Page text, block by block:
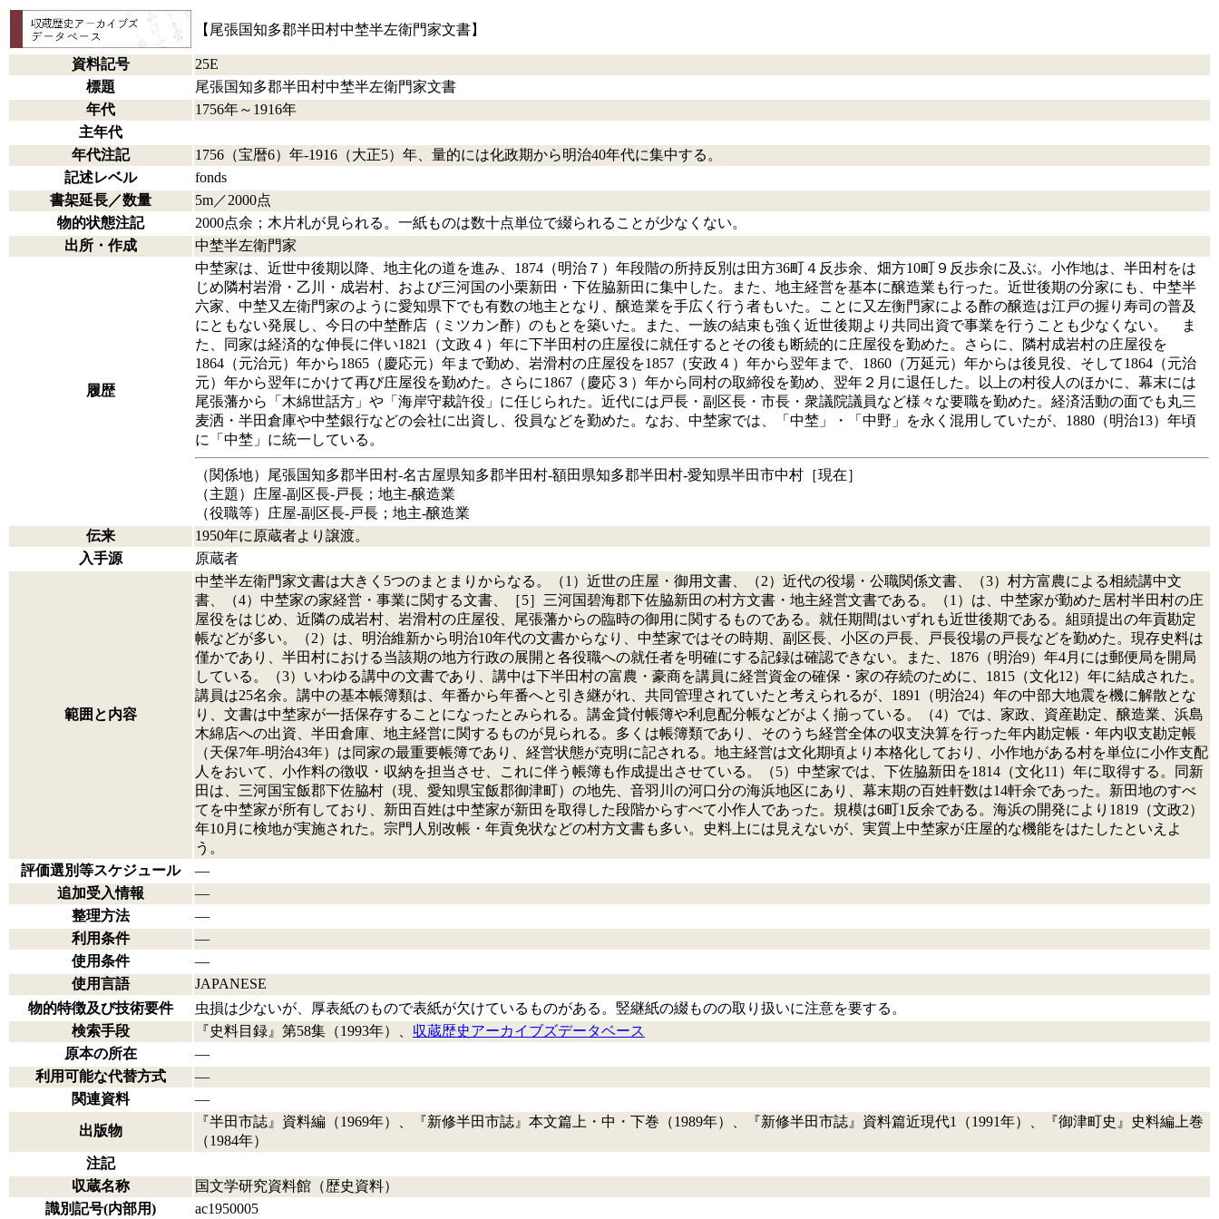
【尾張国知多郡半田村中埜半左衛門家文書】
資料記号
25E
標題
尾張国知多郡半田村中埜半左衛門家文書
年代
1756年～1916年
主年代
年代注記
1756（宝暦6）年-1916（大正5）年、量的には化政期から明治40年代に集中する。
記述レベル
fonds
書架延長／数量
5m／2000点
物的状態注記
2000点余；木片札が見られる。一紙ものは数十点単位で綴られることが少なくない。
出所・作成
中埜半左衛門家
履歴
中埜家は、近世中後期以降、地主化の道を進み、1874（明治７）年段階の所持反別は田方36町４反歩余、畑方10町９反歩余に及ぶ。小作地は、半田村をは
じめ隣村岩滑・乙川・成岩村、および三河国の小栗新田・下佐脇新田に集中した。また、地主経営を基本に醸造業も行った。近世後期の分家にも、中埜半
六家、中埜又左衛門家のように愛知県下でも有数の地主となり、醸造業を手広く行う者もいた。ことに又左衡門家による酢の醸造は江戸の握り寿司の普及
にともない発展し、今日の中埜酢店（ミツカン酢）のもとを築いた。また、一族の結束も強く近世後期より共同出資で事業を行うことも少なくない。
ま
た、同家は経済的な伸長に伴い1821（文政４）年に下半田村の庄屋役に就任するとその後も断続的に庄屋役を勤めた。さらに、隣村成岩村の庄屋役を
1864（元治元）年から1865（慶応元）年まで勤め、岩滑村の庄屋役を1857（安政４）年から翌年まで、1860（万延元）年からは後見役、そして1864（元治
元）年から翌年にかけて再び庄屋役を勤めた。さらに1867（慶応３）年から同村の取締役を勤め、翌年２月に退任した。以上の村役人のほかに、幕末には
尾張藩から「木綿世話方」や「海岸守裁許役」に任じられた。近代には戸長・副区長・市長・衆議院議員など様々な要職を勤めた。経済活動の面でも丸三
麦洒・半田倉庫や中埜銀行などの会社に出資し、役員などを勤めた。なお、中埜家では、「中埜」・「中野」を永く混用していたが、1880（明治13）年頃
に「中埜」に統一している。
（関係地）尾張国知多郡半田村‐名古屋県知多郡半田村‐額田県知多郡半田村‐愛知県半田市中村［現在］
（主題）庄屋‐副区長‐戸長；地主‐醸造業
（役職等）庄屋‐副区長‐戸長；地主‐醸造業
伝来
1950年に原蔵者より譲渡。
入手源
原蔵者
範囲と内容
中埜半左衛門家文書は大きく5つのまとまりからなる。（1）近世の庄屋・御用文書、（2）近代の役場・公職関係文書、（3）村方富農による相続講中文
書、（4）中埜家の家経営・事業に関する文書、［5］三河国碧海郡下佐脇新田の村方文書・地主経営文書である。（1）は、中埜家が勤めた居村半田村の庄
屋役をはじめ、近隣の成岩村、岩滑村の庄屋役、尾張藩からの臨時の御用に関するものである。就任期間はいずれも近世後期である。組頭提出の年貢勘定
帳などが多い。（2）は、明治維新から明治10年代の文書からなり、中埜家ではその時期、副区長、小区の戸長、戸長役場の戸長などを勤めた。現存史料は
僅かであり、半田村における当該期の地方行政の展開と各役職への就任者を明確にする記録は確認できない。また、1876（明治9）年4月には郵便局を開局
している。（3）いわゆる講中の文書であり、講中は下半田村の富農・豪商を講員に経営資金の確保・家の存続のために、1815（文化12）年に結成された。
講員は25名余。講中の基本帳簿類は、年番から年番へと引き継がれ、共同管理されていたと考えられるが、1891（明治24）年の中部大地震を機に解散とな
り、文書は中埜家が一括保存することになったとみられる。講金貸付帳簿や利息配分帳などがよく揃っている。（4）では、家政、資産勘定、醸造業、浜島
木綿店への出資、半田倉庫、地主経営に関するものが見られる。多くは帳簿類であり、そのうち経営全体の収支決算を行った年内勘定帳・年内収支勘定帳
（天保7年-明治43年）は同家の最重要帳簿であり、経営状態が克明に記される。地主経営は文化期頃より本格化しており、小作地がある村を単位に小作支配
人をおいて、小作料の徴収・収納を担当させ、これに伴う帳簿も作成提出させている。（5）中埜家では、下佐脇新田を1814（文化11）年に取得する。同新
田は、三河国宝飯郡下佐脇村（現、愛知県宝飯郡御津町）の地先、音羽川の河口分の海浜地区にあり、幕末期の百姓軒数は14軒余であった。新田地のすべ
てを中埜家が所有しており、新田百姓は中埜家が新田を取得した段階からすべて小作人であった。規模は6町1反余である。海浜の開発により1819（文政2）
年10月に検地が実施された。宗門人別改帳・年貢免状などの村方文書も多い。史料上には見えないが、実質上中埜家が庄屋的な機能をはたしたといえよ
う。
評価選別等スケジュール
―
追加受入情報
―
整理方法
―
利用条件
―
使用条件
―
使用言語
JAPANESE
物的特徴及び技術要件
虫損は少ないが、厚表紙のもので表紙が欠けているものがある。竪継紙の綴ものの取り扱いに注意を要する。
検索手段
『史料目録』第58集（1993年）、 収蔵歴史アーカイブズデータベース
原本の所在
―
利用可能な代替方式
―
関連資料
―
出版物
『半田市誌』資料編（1969年）、『新修半田市誌』本文篇上・中・下巻（1989年）、『新修半田市誌』資料篇近現代1（1991年）、『御津町史』史料編上巻
（1984年）
注記
収蔵名称
国文学研究資料館（歴史資料）
識別記号(内部用)
ac1950005